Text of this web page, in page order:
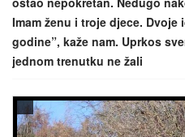
n
Imam ženu i troje djece.
godine”, kaže nam. Uprkos
jednom trenutku ne žali